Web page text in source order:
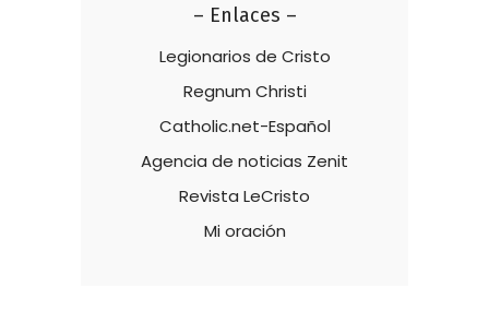
– Enlaces –
Legionarios de Cristo
Regnum Christi
Catholic.net-Español
Agencia de noticias Zenit
Revista LeCristo
Mi oración